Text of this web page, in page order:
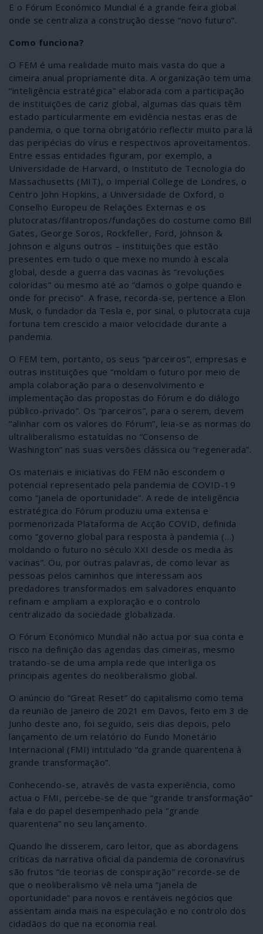
E o Fórum Económico Mundial é a grande feira global
onde se centraliza a construção desse “novo futuro”.
Como funciona?
O FEM é uma realidade muito mais vasta do que a
cimeira anual propriamente dita. A organização tem uma
“inteligência estratégica” elaborada com a participação
de instituições de cariz global, algumas das quais têm
estado particularmente em evidência nestas eras de
pandemia, o que torna obrigatório reflectir muito para lá
das peripécias do vírus e respectivos aproveitamentos.
Entre essas entidades figuram, por exemplo, a
Universidade de Harvard, o Instituto de Tecnologia do
Massachusetts (MIT), o Imperial College de Londres, o
Centro John Hopkins, a Universidade de Oxford, o
Conselho Europeu de Relações Externas e os
plutocratas/filantropos/fundações do costume como Bill
Gates, George Soros, Rockfeller, Ford, Johnson &
Johnson e alguns outros – instituições que estão
presentes em tudo o que mexe no mundo à escala
global, desde a guerra das vacinas às “revoluções
coloridas” ou mesmo até ao “damos o golpe quando e
onde for preciso”. A frase, recorda-se, pertence a Elon
Musk, o fundador da Tesla e, por sinal, o plutocrata cuja
fortuna tem crescido a maior velocidade durante a
pandemia.
O FEM tem, portanto, os seus “parceiros”, empresas e
outras instituições que “moldam o futuro por meio de
ampla colaboração para o desenvolvimento e
implementação das propostas do Fórum e do diálogo
público-privado”. Os “parceiros”, para o serem, devem
“alinhar com os valores do Fórum”, leia-se as normas do
ultraliberalismo estatuídas no “Consenso de
Washington” nas suas versões clássica ou “regenerada”.
Os materiais e iniciativas do FEM não escondem o
potencial representado pela pandemia de COVID-19
como “janela de oportunidade”. A rede de inteligência
estratégica do Fórum produziu uma extensa e
pormenorizada Plataforma de Acção COVID, definida
como “governo global para resposta à pandemia (…)
moldando o futuro no século XXI desde os media às
vacinas”. Ou, por outras palavras, de como levar as
pessoas pelos caminhos que interessam aos
predadores transformados em salvadores enquanto
refinam e ampliam a exploração e o controlo
centralizado da sociedade globalizada.
O Fórum Económico Mundial não actua por sua conta e
risco na definição das agendas das cimeiras, mesmo
tratando-se de uma ampla rede que interliga os
principais agentes do neoliberalismo global.
O anúncio do “Great Reset” do capitalismo como tema
da reunião de Janeiro de 2021 em Davos, feito em 3 de
Junho deste ano, foi seguido, seis dias depois, pelo
lançamento de um relatório do Fundo Monetário
Internacional (FMI) intitulado “da grande quarentena à
grande transformação”.
Conhecendo-se, através de vasta experiência, como
actua o FMI, percebe-se de que “grande transformação”
fala e do papel desempenhado pela “grande
quarentena” no seu lançamento.
Quando lhe disserem, caro leitor, que as abordagens
críticas da narrativa oficial da pandemia de coronavírus
são frutos “de teorias de conspiração” recorde-se de
que o neoliberalismo vê nela uma “janela de
oportunidade” para novos e rentáveis negócios que
assentam ainda mais na especulação e no controlo dos
cidadãos do que na economia real.